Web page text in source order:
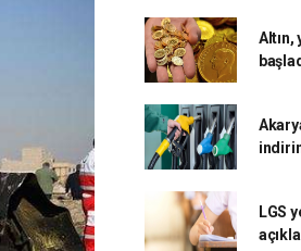
Altın,
LGS